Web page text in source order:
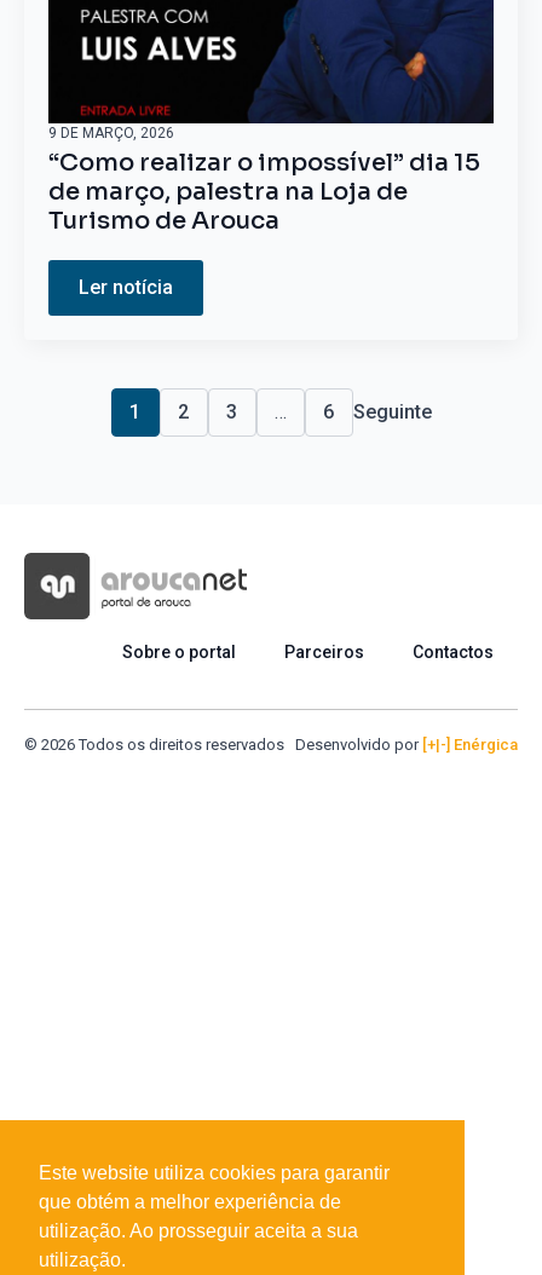
“Como realizar o impossível” dia 15
de março, palestra na Loja de
Turismo de Arouca
9 DE MARÇO, 2026
Ler notícia
1 2 3 … 6 Seguinte
Sobre o portal Parceiros Contactos
© 2026 Todos os direitos reservados Desenvolvido por [+|-] Enérgica
Este website utiliza cookies para garantir
que obtém a melhor experiência de
utilização. Ao prosseguir aceita a sua
utilização.